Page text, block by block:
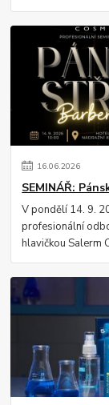
16.06.2026
SEMINÁŘ:
V pondělí 14. 9.
profesionální
hlavičkou Salerm